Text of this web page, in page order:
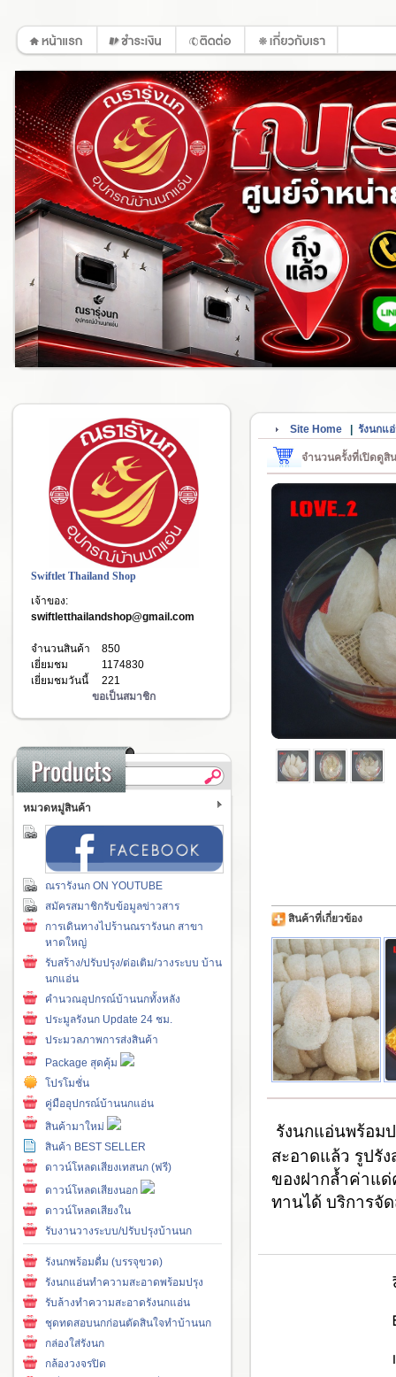
Swiftlet Thailand Shop
เจ้าของ:
swiftletthailandshop@gmail.com
จำนวนสินค้า
850
เยี่ยมชม
1174830
เยี่ยมชมวันนี้
221
ขอเป็นสมาชิก
หมวดหมู่สินค้า
ณรารังนก ON YOUTUBE
สมัครสมาชิกรับข้อมูลข่าวสาร
การเดินทางไปร้านณรารังนก สาขา
หาดใหญ่
รับสร้าง/ปรับปรุง/ต่อเติม/วางระบบ บ้าน
นกแอ่น
คำนวณอุปกรณ์บ้านนกทั้งหลัง
ประมูลรังนก Update 24 ชม.
ประมวลภาพการส่งสินค้า
Package สุดคุ้ม
โปรโมชั่น
คู่มืออุปกรณ์บ้านนกแอ่น
สินค้ามาใหม่
สินค้า BEST SELLER
ดาวน์โหลดเสียงเทสนก (ฟรี)
ดาวน์โหลดเสียงนอก
ดาวน์โหลดเสียงใน
รับงานวางระบบ/ปรับปรุงบ้านนก
รังนกพร้อมดื่ม (บรรจุขวด)
รังนกแอ่นทำความสะอาดพร้อมปรุง
รับล้างทำความสะอาดรังนกแอ่น
ชุดทดสอบนกก่อนตัดสินใจทำบ้านนก
กล่องใส่รังนก
กล้องวงจรปิด
Site Home รังนกแ
จำนวนครั้งที่เปิดดูสิ
สินค้าที่เกี่ยวข้อง
รังนกแอ่นพร้อม
สะอาดแล้ว รูปรั
ของฝากล้ำค่าแ
ทานได้ บริการจั